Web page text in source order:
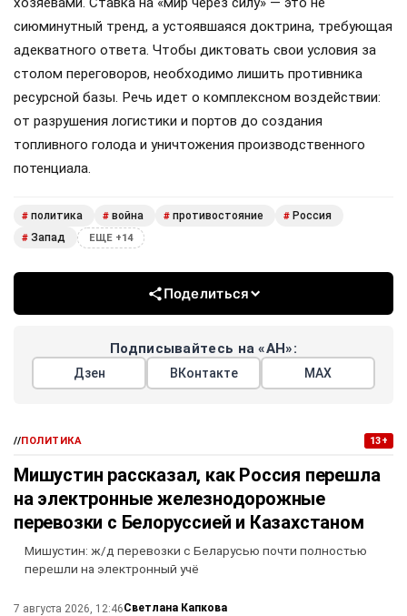
сиюминутный тренд, а устоявшаяся доктрина, требующая
адекватного ответа. Чтобы диктовать свои условия за
столом переговоров, необходимо лишить противника
ресурсной базы. Речь идет о комплексном воздействии:
от разрушения логистики и портов до создания
топливного голода и уничтожения производственного
потенциала.
# политика # война # противостояние # Россия
# Запад ЕЩЕ +14
Поделиться
Подписывайтесь на «АН»:
Дзен ВКонтакте МАХ
//ПОЛИТИКА 13+
Мишустин рассказал, как Россия перешла
на электронные железнодорожные
перевозки с Белоруссией и Казахстаном
Мишустин: ж/д перевозки с Беларусью почти полностью
перешли на электронный учё
7 августа 2026, 12:46Светлана Капкова